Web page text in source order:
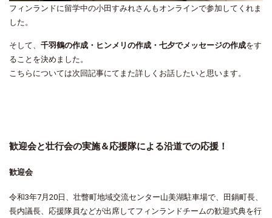
フィンランドに留学中の小田すみれさんもオンラインで参加してくれま
した。
そして、 千羽鶴の作成・ヒンメリの作成・七夕でメッセージの作成をす
ることを決めました。
こちらについては次回記事にてまた詳しくお話したいと思います。
歓迎会と壮行会の実施＆応援隊による沿道での応援！
歓迎会
令和3年7月20日、壮瞥町地域交流センター山美湖駐車場で、田鍋町長、
長内議長、応援隊員などが出席してフィンランドチームの歓迎式典を行